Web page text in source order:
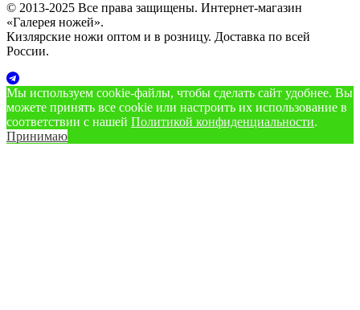
© 2013-2025 Все права защищены. Интернет-магазин
«Галерея ножей».
Кизлярские ножи оптом и в розницу. Доставка по всей
России.
Мы используем cookie‑файлы, чтобы сделать сайт удобнее. Вы
можете принять все cookie или настроить их использование в
соответствии с нашей Политикой конфиденциальности.
Принимаю